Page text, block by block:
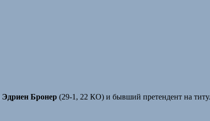
Эдриен Бронер (29-1, 22 КО) и бывший претендент на